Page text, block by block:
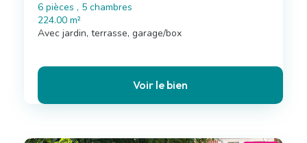
6 pièces , 5 chambres
224.00 m²
Avec jardin, terrasse, garage/box
Voir le bien